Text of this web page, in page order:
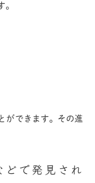
。
ができます。その進
どで発見され